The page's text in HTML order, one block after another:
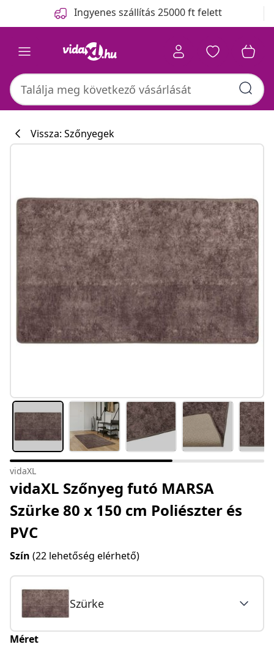
Ingyenes szállítás 25000 ft felett
Vissza: Szőnyegek
vidaXL
vidaXL Szőnyeg futó MARSA
Szürke 80 x 150 cm Poliészter és
PVC
Szín (22 lehetőség elérhető)
Szürke
Méret